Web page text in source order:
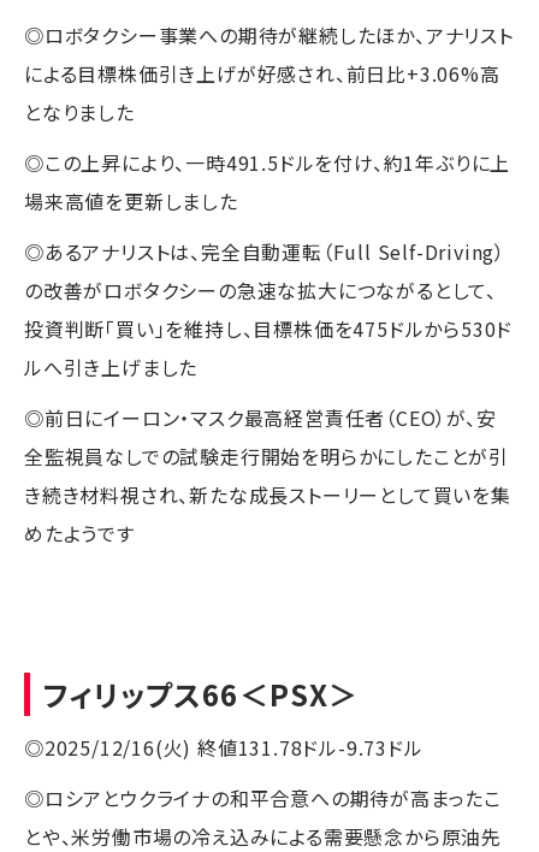
◎ロボタクシー事業への期待が継続したほか、アナリスト
による目標株価引き上げが好感され、前日比+3.06%高
となりました
◎この上昇により、一時491.5ドルを付け、約1年ぶりに上
場来高値を更新しました
◎あるアナリストは、完全自動運転（Full Self-Driving）
の改善がロボタクシーの急速な拡大につながるとして、
投資判断「買い」を維持し、目標株価を475ドルから530ド
ルへ引き上げました
◎前日にイーロン・マスク最高経営責任者（CEO）が、安
全監視員なしでの試験走行開始を明らかにしたことが引
き続き材料視され、新たな成長ストーリーとして買いを集
めたようです
フィリップス66＜PSX＞
◎2025/12/16(火) 終値131.78ドル-9.73ドル
◎ロシアとウクライナの和平合意への期待が高まったこ
とや、米労働市場の冷え込みによる需要懸念から原油先